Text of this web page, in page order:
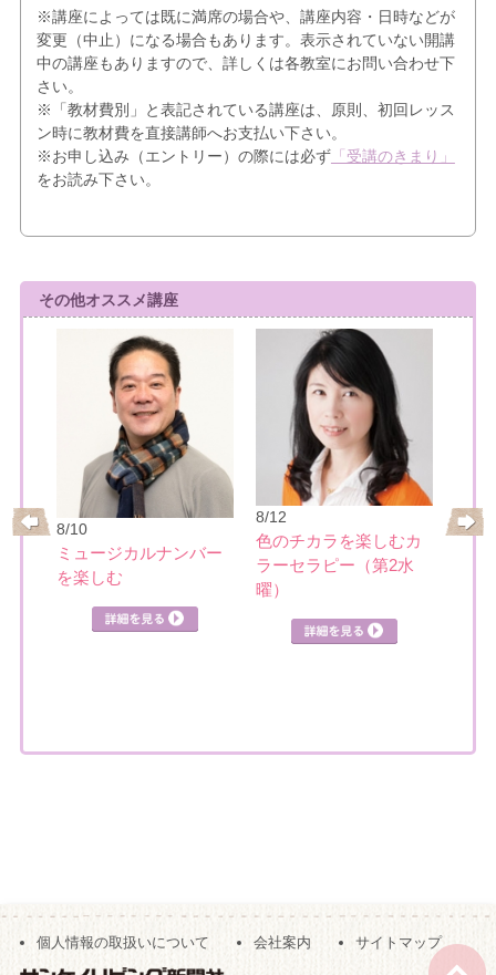
※講座によっては既に満席の場合や、講座内容・日時などが
変更（中止）になる場合もあります。表示されていない開講
中の講座もありますので、詳しくは各教室にお問い合わせ下
さい。
※「教材費別」と表記されている講座は、原則、初回レッス
ン時に教材費を直接講師へお支払い下さい。
※お申し込み（エントリー）の際には必ず「受講のきまり」
をお読み下さい。
その他オススメ講座
の
8/10
ミュージカルナンバー
を楽しむ
8/12
色のチカラを楽しむカ
ラーセラピー（第2水
曜）
8/21
基本
個人情報の取扱いについて 会社案内 サイトマップ